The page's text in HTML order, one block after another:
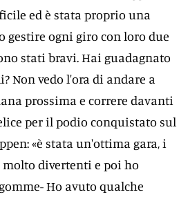
ed è stata proprio una
gestire ogni giro con loro due
stati bravi. Hai guadagnato
Non vedo l'ora di andare a
prossima e correre davanti
per il podio conquistato sul
«è stata un'ottima gara, i
divertenti e poi ho
Ho avuto qualche